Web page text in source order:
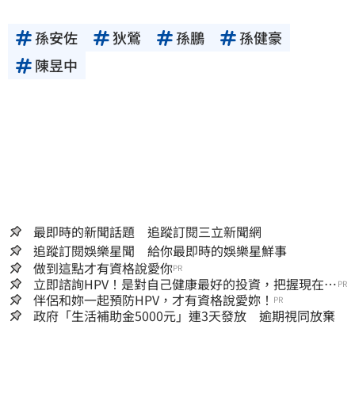
孫安佐 狄鶯 孫鵬
孫健豪
陳昱中
最即時的新聞話題 追蹤訂閱三立新聞網
追蹤訂閱娛樂星聞 給你最即時的娛樂星鮮事
做到這點才有資格說愛你PR
立即諮詢HPV！是對自己健康最好的投資，把握現在不
嫌晚！
PR
伴侶和妳一起預防HPV，才有資格說愛妳！ PR
政府「生活補助金5000元」連3天發放 逾期視同放棄